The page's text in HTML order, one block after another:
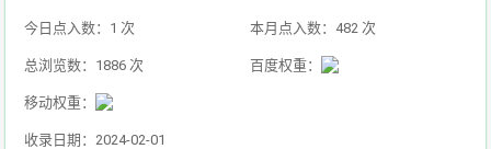
今日点入数：1 次 本月点入数：482 次
总浏览数：1886 次 百度权重：
移动权重：
收录日期：2024-02-01